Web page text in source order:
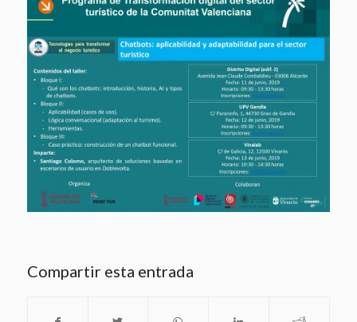
Compartir esta entrada